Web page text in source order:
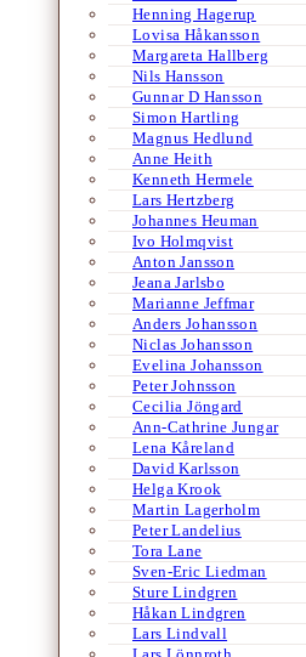
Henning Hagerup
Lovisa Håkansson
Margareta Hallberg
Nils Hansson
Gunnar D Hansson
Simon Hartling
Magnus Hedlund
Anne Heith
Kenneth Hermele
Lars Hertzberg
Johannes Heuman
Ivo Holmqvist
Anton Jansson
Jeana Jarlsbo
Marianne Jeffmar
Anders Johansson
Niclas Johansson
Evelina Johansson
Peter Johnsson
Cecilia Jöngard
Ann-Cathrine Jungar
Lena Kåreland
David Karlsson
Helga Krook
Martin Lagerholm
Peter Landelius
Tora Lane
Sven-Eric Liedman
Sture Lindgren
Håkan Lindgren
Lars Lindvall